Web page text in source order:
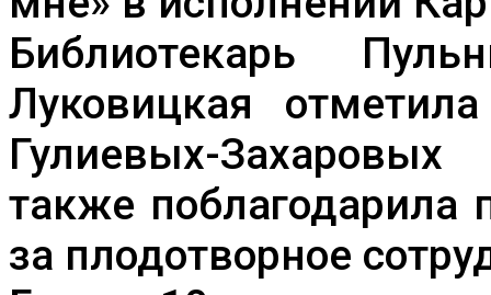
Библиотекарь
Луковицкая
Гулиевых-
также поблагодарила
за плодотворное